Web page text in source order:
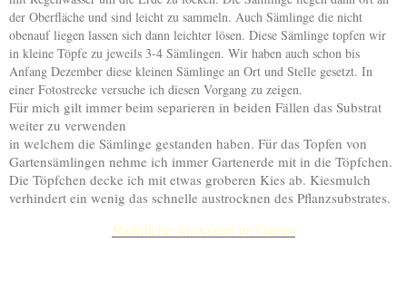
der Oberfläche und sind leicht zu sammeln. Auch Sämlinge die nicht
obenauf liegen lassen sich dann leichter lösen. Diese Sämlinge topfen wir
in kleine Töpfe zu jeweils 3-4 Sämlingen. Wir haben auch schon bis
Anfang Dezember diese kleinen Sämlinge an Ort und Stelle gesetzt. In
einer Fotostrecke versuche ich diesen Vorgang zu zeigen.
Für mich gilt immer beim separieren in beiden Fällen das Substrat
weiter zu verwenden
in welchem die Sämlinge gestanden haben. Für das Topfen von
Gartensämlingen nehme ich immer Gartenerde mit in die Töpfchen.
Die Töpfchen decke ich mit etwas groberen Kies ab. Kiesmulch
verhindert ein wenig das schnelle austrocknen des Pflanzsubstrates.
Natürliche Aussaaten im Garten